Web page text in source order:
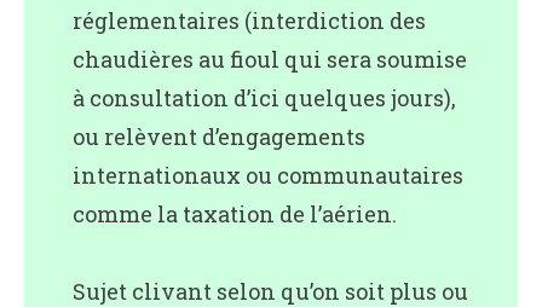
réglementaires (interdiction des
chaudières au fioul qui sera soumise
à consultation d’ici quelques jours),
ou relèvent d’engagements
internationaux ou communautaires
comme la taxation de l’aérien.
Sujet clivant selon qu’on soit plus ou